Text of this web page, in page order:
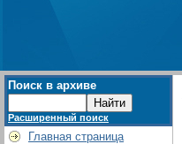
Поиск в архиве
Расширенный поиск
Главная страница